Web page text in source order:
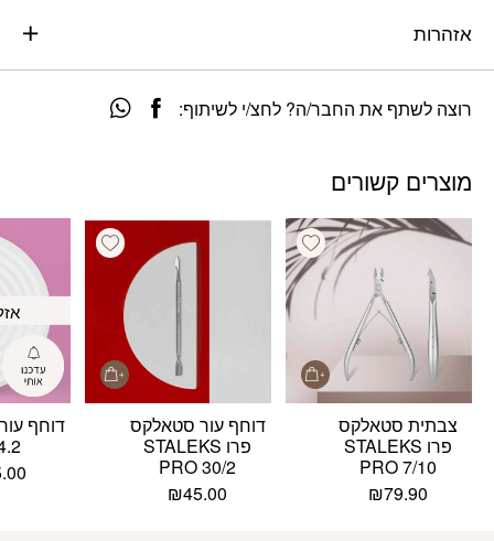
אזהרות
רוצה לשתף את החבר/ה? לחצ/י לשיתוף:
מוצרים קשורים
Add wishlist
צבתית סטאלקס
פרו STALEKS
PRO 7/10
₪79.90
Add wishlist
דוחף עור סטאלקס
פרו STALEKS
PRO 30/2
₪45.00
דוחף